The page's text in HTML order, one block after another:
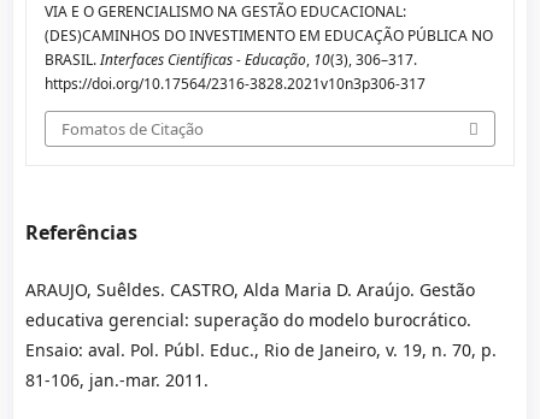
VIA E O GERENCIALISMO NA GESTÃO EDUCACIONAL:
(DES)CAMINHOS DO INVESTIMENTO EM EDUCAÇÃO PÚBLICA NO
BRASIL.Interfaces Científicas - Educação, 10(3), 306–317.
https://doi.org/10.17564/2316-3828.2021v10n3p306-317
Fomatos de Citação
Referências
ARAUJO, Suêldes. CASTRO, Alda Maria D. Araújo. Gestão
educativa gerencial: superação do modelo burocrático.
Ensaio: aval. Pol. Públ. Educ., Rio de Janeiro, v. 19, n. 70, p.
81-106, jan.-mar. 2011.